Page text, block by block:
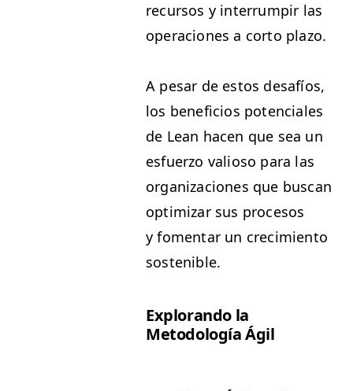
recur­sos y inter­rum­pir las
opera­ciones a cor­to plazo.
A pesar de estos desafíos,
los ben­efi­cios poten­ciales
de Lean hacen que sea un
esfuer­zo valioso para las
orga­ni­za­ciones que bus­can
opti­mizar sus pro­ce­sos
y fomen­tar un crec­imien­to
sostenible.
Explo­ran­do la
Metodología Ágil